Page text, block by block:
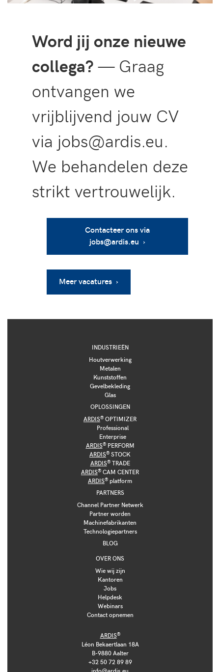
Word jij onze nieuwe
collega?— Graag
ontvangen we
vrijblijvend jouw CV
via jobs@ardis.eu.
We behandelen deze
strikt vertrouwelijk.
Contacteer ons via
jobs@ardis.eu ›
Meer vacatures ›
INDUSTRIEËN
Houtverwerking
Metalen
Kunststoffen
Gevelbekleding
Glas
OPLOSSINGEN
ARDIS® OPTIMIZER
Professional
Enterprise
ARDIS®PERFORM
ARDIS® STOCK
ARDIS®TRADE
ARDIS® CAM CENTER
ARDIS® platform
PARTNERS
Channel Partner Netwerk
Partner worden
Machinefabrikanten
Technologiepartners
BLOG
OVER ONS
Wie wij zijn
Kantoren
Jobs
Helpdesk
Webinars
Contact opnemen
ARDIS®
Léon Bekaertlaan 18A
B-9880 Aalter
+32 50 72 89 89